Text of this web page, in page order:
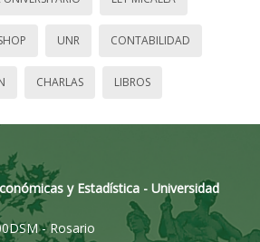
UNR CONTABILIDAD
CHARLAS LIBROS
y Estadística - Universidad
- Rosario